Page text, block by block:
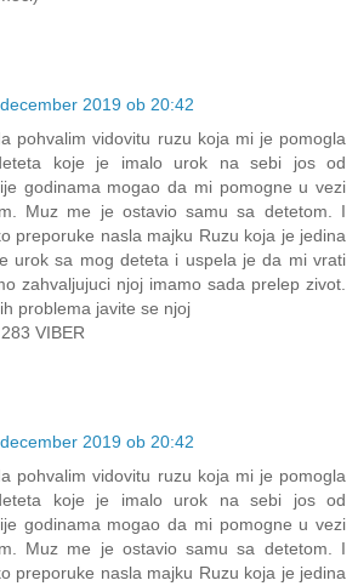
2019 ob 20:42
pohvalim vidovitu ruzu koja mi je pomogla
koje je imalo urok na sebi jos od
godinama mogao da mi pomogne u vezi
Muz me je ostavio samu sa detetom. I
preporuke nasla majku Ruzu koja je jedina
urok sa mog deteta i uspela je da mi vrati
zahvaljujuci njoj imamo sada prelep zivot.
problema javite se njoj
VIBER
2019 ob 20:42
pohvalim vidovitu ruzu koja mi je pomogla
koje je imalo urok na sebi jos od
godinama mogao da mi pomogne u vezi
Muz me je ostavio samu sa detetom. I
preporuke nasla majku Ruzu koja je jedina